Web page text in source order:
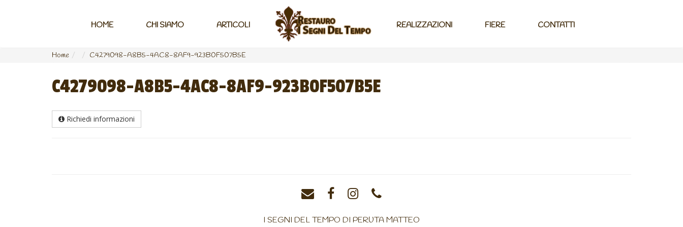
HOME CHI SIAMO ARTICOLI REALIZZAZIONI FIERE CONTATTI
Home C4279098-A8B5-4AC8-8AF9-923B0F507B5E
C4279098-A8B5-4AC8-8AF9-923B0F507B5E
Richiedi informazioni
I SEGNI DEL TEMPO DI PERUTA MATTEO